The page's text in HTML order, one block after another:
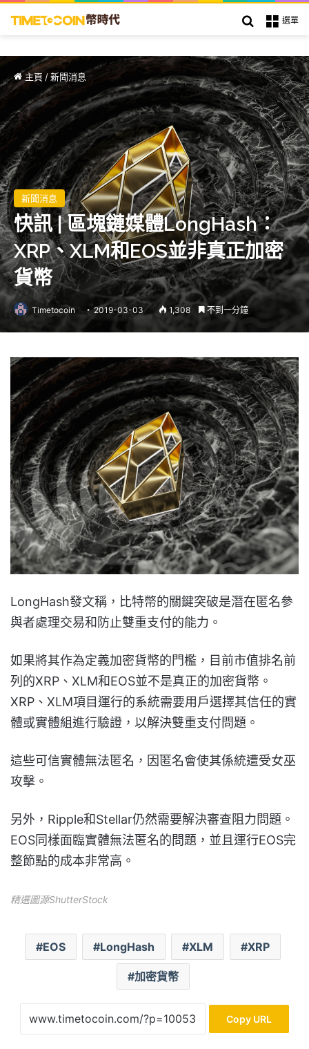
選單
搜索
主頁 /新聞消息
新聞消息
快訊 | 區塊鏈媒體LongHash：
XRP、XLM和EOS並非真正加密
貨幣
Timetocoin 2019-03-03 1,308 不到一分鐘
LongHash發文稱，比特幣的關鍵突破是潛在匿名參
與者處理交易和防止雙重支付的能力。
如果將其作為定義加密貨幣的門檻，目前市值排名前
列的XRP、XLM和EOS並不是真正的加密貨幣。
XRP、XLM項目運行的系統需要用戶選擇其信任的實
體或實體組進行驗證，以解決雙重支付問題。
這些可信實體無法匿名，因匿名會使其係統遭受女巫
攻擊。
另外，Ripple和Stellar仍然需要解決審查阻力問題。
EOS同樣面臨實體無法匿名的問題，並且運行EOS完
整節點的成本非常高。
精選圖源ShutterStock
EOS LongHash XLM XRP
加密貨幣
Copy URL